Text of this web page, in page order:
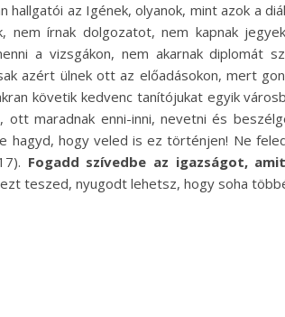
hallgatói az Igének, olyanok, mint azok a
nem írnak dolgozatot, nem kapnak
a vizsgákon, nem akarnak diplomát
azért ülnek ott az előadásokon, mert
követik kedvenc tanítójukat egyik
maradnak enni-inni, nevetni és
hagyd, hogy veled is ez történjen! Ne
Fogadd szívedbe az igazságot,
teszed, nyugodt lehetsz, hogy soha